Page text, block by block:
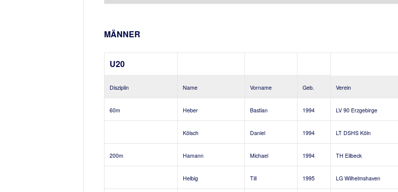
MÄNNER
U20
Disziplin Name Vorname Geb. Verein
60m Heber Bastian 1994 LV 90 Erzgebirge
Kölsch Daniel 1994 LT DSHS Köln
200m Hamann Michael 1994 TH Eilbeck
Helbig Till 1995 LG Wilhelmshaven